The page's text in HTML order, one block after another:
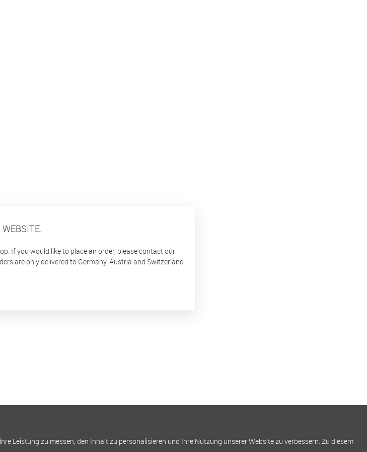
If you would like to place an order, please contact our
are only delivered to Germany, Austria and Switzerland
Leistung zu messen, den Inhalt zu personalisieren und Ihre Nutzung unserer Website zu verbessern. Zu diesem